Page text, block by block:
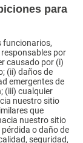
para
funcionarios,
por
causado por (i)
(ii) daños de
emergentes de
(iii) cualquier
nuestro sitio
que
nuestro sitio
o daño de
seguridad,